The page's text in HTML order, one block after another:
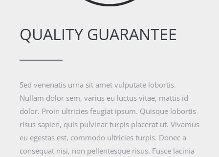
QUALITY GUARANTEE
Sed venenatis urna sit amet vulputate lobortis.
Nullam dolor sem, varius eu luctus vitae, mattis id
dolor. Proin ultricies feugiat ipsum. Quisque lobortis
risus sapien, quis pulvinar turpis placerat ut. Vivamus
eu egestas est, commodo ultricies turpis. Donec a
consequat nisi, non pellentesque risus. Fusce lacinia